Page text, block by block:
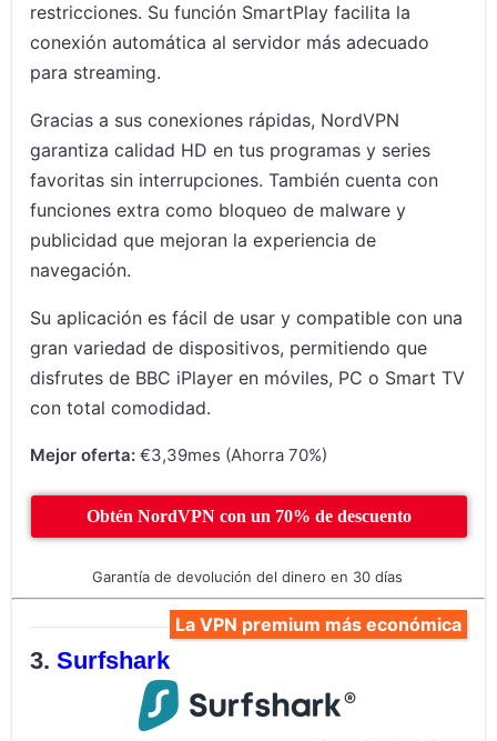
restricciones. Su función SmartPlay facilita la
conexión automática al servidor más adecuado
para streaming.
Gracias a sus conexiones rápidas, NordVPN
garantiza calidad HD en tus programas y series
favoritas sin interrupciones. También cuenta con
funciones extra como bloqueo de malware y
publicidad que mejoran la experiencia de
navegación.
Su aplicación es fácil de usar y compatible con una
gran variedad de dispositivos, permitiendo que
disfrutes de BBC iPlayer en móviles, PC o Smart TV
con total comodidad.
Mejor oferta: €3,39mes (Ahorra 70%)
Obtén NordVPN con un 70% de descuento
Garantía de devolución del dinero en 30 días
La VPN premium más económica
Surfshark